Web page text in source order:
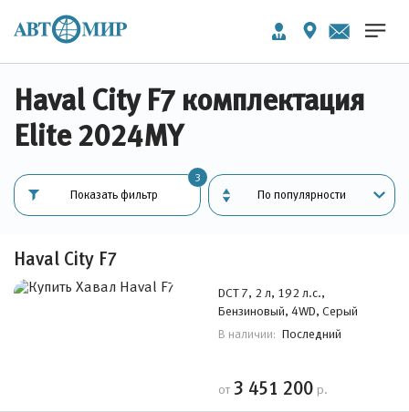
Haval City F7 комплектация
Elite 2024MY
3
Показать фильтр
Haval City F7
DCT 7, 2 л, 192 л.с.,
Бензиновый, 4WD, Серый
В наличии: Последний
от 3 451 200 р.